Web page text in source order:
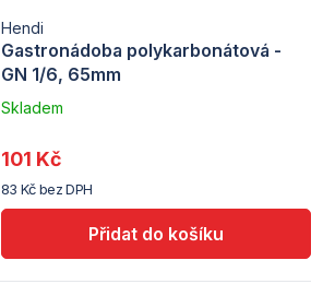
Gastronádoba polykarbonátová -
GN 1/6, 65mm
Hendi
Skladem
dodavatele
(7) -
Hendi
83 Kč bez DPH
101 Kč